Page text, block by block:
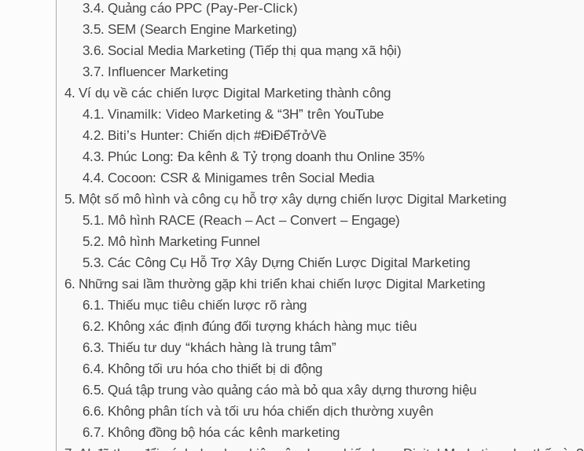
Quảng cáo PPC (Pay-Per-Click)
SEM (Search Engine Marketing)
Social Media Marketing (Tiếp thị qua mạng xã hội)
Influencer Marketing
Ví dụ về các chiến lược Digital Marketing thành công
Vinamilk: Video Marketing & “3H” trên YouTube
Biti’s Hunter: Chiến dịch #ĐiĐểTrởVề
Phúc Long: Đa kênh & Tỷ trọng doanh thu Online 35%
Cocoon: CSR & Minigames trên Social Media
Một số mô hình và công cụ hỗ trợ xây dựng chiến lược Digital Marketing
Mô hình RACE (Reach – Act – Convert – Engage)
Mô hình Marketing Funnel
Các Công Cụ Hỗ Trợ Xây Dựng Chiến Lược Digital Marketing
Những sai lầm thường gặp khi triển khai chiến lược Digital Marketing
Thiếu mục tiêu chiến lược rõ ràng
Không xác định đúng đối tượng khách hàng mục tiêu
Thiếu tư duy “khách hàng là trung tâm”
Không tối ưu hóa cho thiết bị di động
Quá tập trung vào quảng cáo mà bỏ qua xây dựng thương hiệu
Không phân tích và tối ưu hóa chiến dịch thường xuyên
Không đồng bộ hóa các kênh marketing